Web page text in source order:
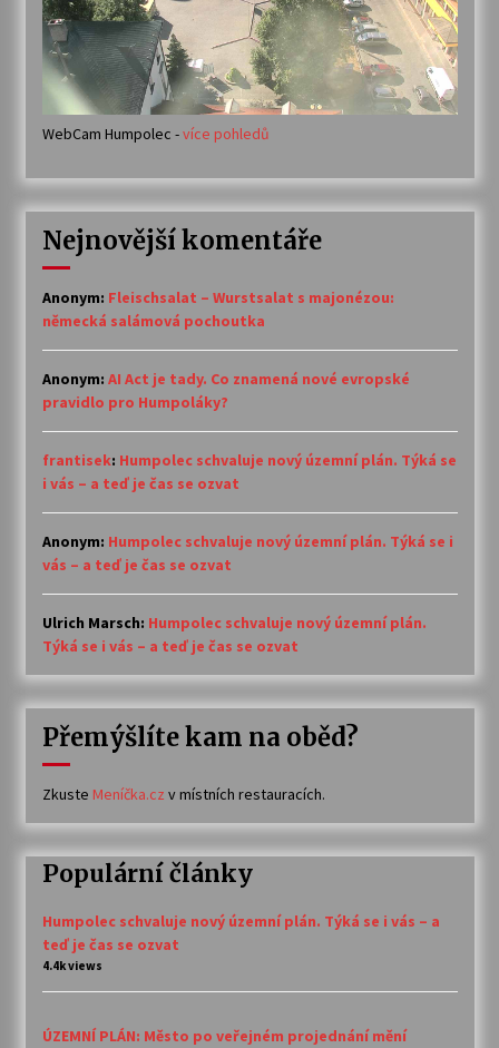
WebCam Humpolec -více pohledů
Nejnovější komentáře
Anonym: Fleischsalat – Wurstsalat s majonézou:
německá salámová pochoutka
Anonym: AI Act je tady. Co znamená nové evropské
pravidlo pro Humpoláky?
frantisek: Humpolec schvaluje nový územní plán. Týká se
i vás – a teď je čas se ozvat
Anonym: Humpolec schvaluje nový územní plán. Týká se i
vás – a teď je čas se ozvat
Ulrich Marsch: Humpolec schvaluje nový územní plán.
Týká se i vás – a teď je čas se ozvat
Přemýšlíte kam na oběd?
Zkuste Meníčka.cz v místních restauracích.
Populární články
Humpolec schvaluje nový územní plán. Týká se i vás – a
teď je čas se ozvat
4.4k views
ÚZEMNÍ PLÁN: Město po veřejném projednání mění